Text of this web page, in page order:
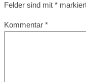
Felder sind mit *
Kommentar *